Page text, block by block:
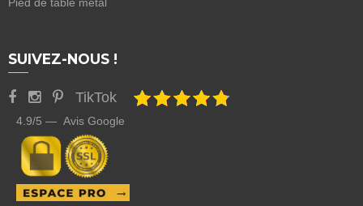
SUIVEZ-NOUS !
TikTok
4.9/5 — Avis Google